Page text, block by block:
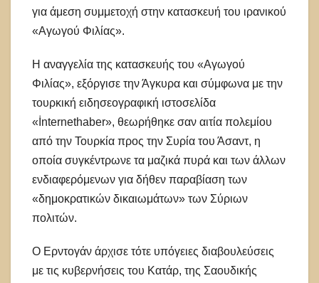
για άμεση συμμετοχή στην κατασκευή του ιρανικού
«Αγωγού Φιλίας».
Η αναγγελία της κατασκευής του «Αγωγού
Φιλίας», εξόργισε την Άγκυρα και σύμφωνα με την
τουρκική ειδησεογραφική ιστοσελίδα
«İnternethaber», θεωρήθηκε σαν αιτία πολεμίου
από την Τουρκία προς την Συρία του Άσαντ, η
οποία συγκέντρωνε τα μαζικά πυρά και των άλλων
ενδιαφερόμενων για δήθεν παραβίαση των
«δημοκρατικών δικαιωμάτων» των Σύριων
πολιτών.
Ο Ερντογάν άρχισε τότε υπόγειες διαβουλεύσεις
με τις κυβερνήσεις του Κατάρ, της Σαουδικής